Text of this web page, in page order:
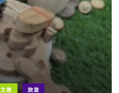
文教 旅遊